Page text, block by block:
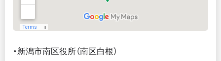
・新潟市南区役所（南区白根）